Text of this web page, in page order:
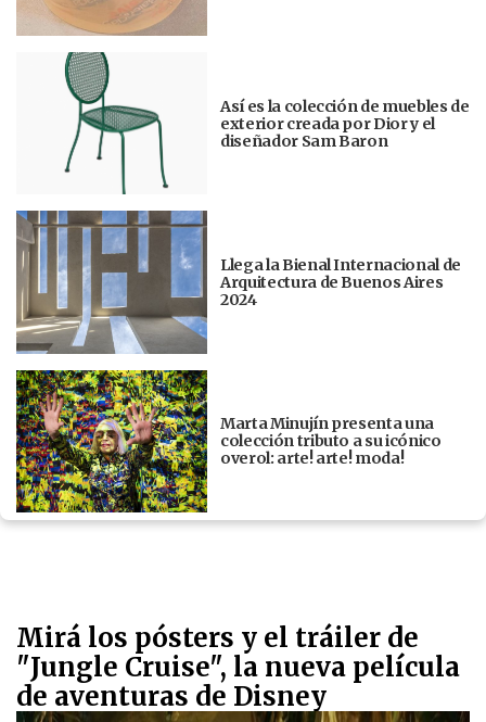
Así es la colección de muebles de
exterior creada por Dior y el
diseñador Sam Baron
Llega la Bienal Internacional de
Arquitectura de Buenos Aires
2024
Marta Minujín presenta una
colección tributo a su icónico
overol: arte! arte! moda!
Mirá los pósters y el tráiler de
"Jungle Cruise", la nueva película
de aventuras de Disney